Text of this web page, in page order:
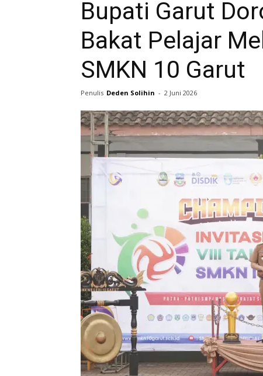
Bupati Garut
Bakat Pelajar
SMKN 10 Garut
Penulis Deden Solihin - 2 Juni 2026